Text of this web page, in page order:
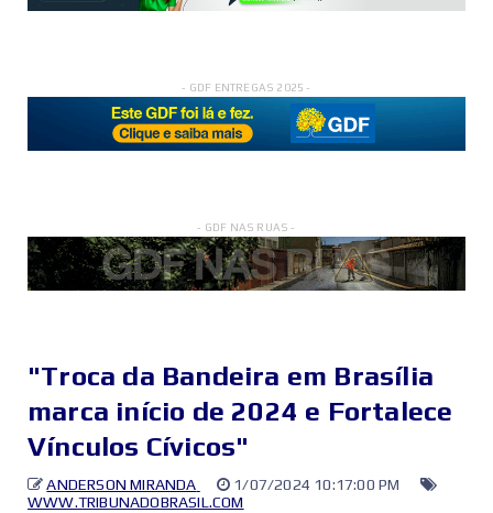
- GDF ENTREGAS 2025 -
- GDF NAS RUAS -
"Troca da Bandeira em Brasília
marca início de 2024 e Fortalece
Vínculos Cívicos"
ANDERSON MIRANDA
1/07/2024 10:17:00 PM
WWW.TRIBUNADOBRASIL.COM